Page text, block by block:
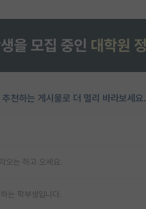
천하는 게시물로 더 멀리 바라보세요.
오는 하고 오세요.
는 학부생입니다.